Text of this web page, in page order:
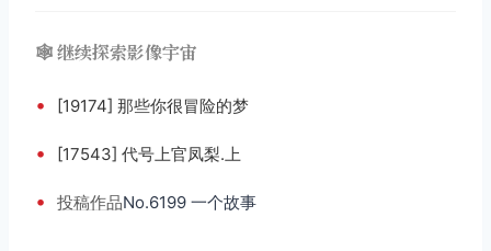
🕸️ 继续探索影像宇宙
• [19174] 那些你很冒险的梦
• [17543] 代号上官凤梨.上
• 投稿作品No.6199 一个故事